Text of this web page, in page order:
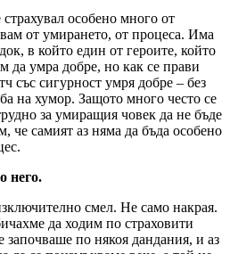
особено много от
от умирането, от процеса. Има
в който един от героите, който
да умра добре, но как се прави
със сигурност умря добре – без
на хумор. Защото много често се
за умиращия човек да не бъде
че самият аз няма да бъда особено
него.
смел. Не само накрая.
да ходим по страховити
по някоя дандания, и аз